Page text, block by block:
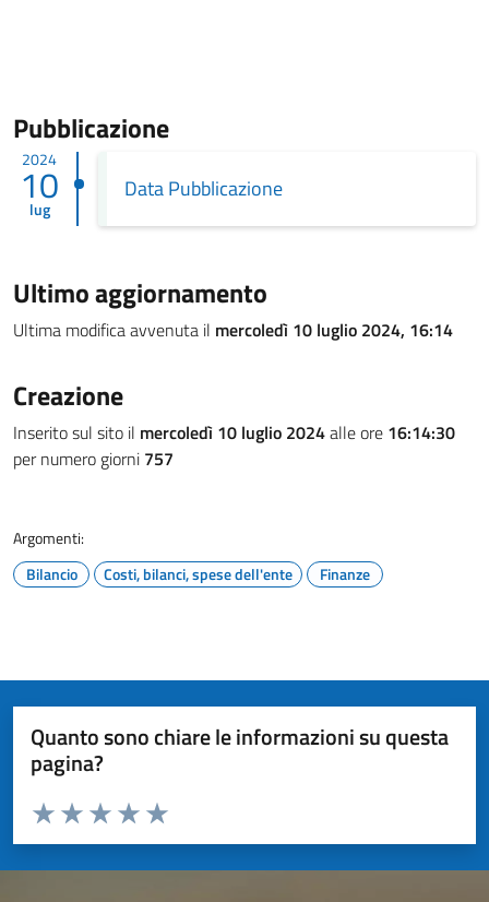
Pubblicazione
2024
10
lug
Data Pubblicazione
Ultimo aggiornamento
Ultima modifica avvenuta il mercoledì 10 luglio 2024, 16:14
Creazione
Inserito sul sito il mercoledì 10 luglio 2024alle ore 16:14:30
per numero giorni 757
Argomenti:
Bilancio
Costi, bilanci, spese dell'ente Finanze
Quanto sono chiare le informazioni su questa
pagina?
Valuta da 1 a 5 stelle la pagina
Valuta 5 stelle su 5
Valuta 4 stelle su 5
Valuta 3 stelle su 5
Valuta 2 stelle su 5
Valuta 1 stelle su 5